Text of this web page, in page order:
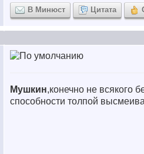
В Минюст Цитата
Мушкин,конечно не всякого
способности толпой